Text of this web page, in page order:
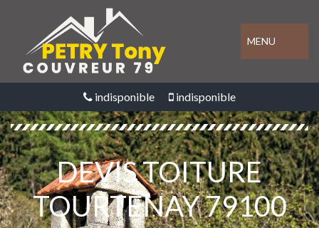
MENU
indisponible indisponible
DEVIS TOITURE
TOURTENAY 79100